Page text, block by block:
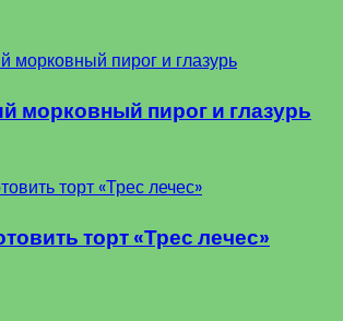
морковный пирог и глазурь
торт «Трес лечес»